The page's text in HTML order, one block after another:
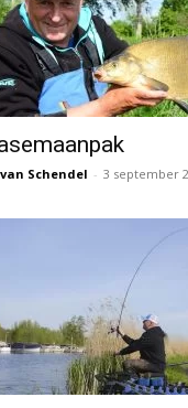
Schendel - 3 september